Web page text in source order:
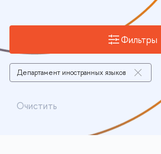
Фильтры
Департамент иностранных языков
Очистить